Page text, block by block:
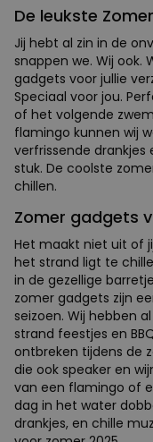
De leukste
Jij hebt al zin in de
snappen we. Wij ook.
gadgets voor jullie
Speciaal voor jou.
of het volgende
flamingo kunnen wij
verfrissende
stuk. De coolste
chillen.
Zomer gadgets
Het maakt niet uit of
het strand ligt te
in de gezellige
zomer gadgets zijn
seizoen. Wij hebben
strand feestjes en
ontbreken tijdens de
die ook speaker en
van een flamingo of
dag in het water
drankjes, en chille